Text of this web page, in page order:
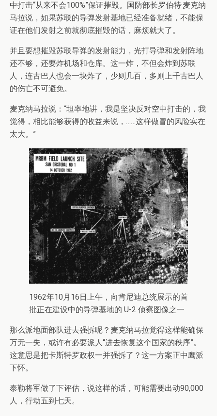
中打击“从来不会100%”保证摧毁。国防部长罗伯特·麦克纳
马拉说，如果苏联的导弹发射基地已经准备就绪，不能保
证在他们发射之前就彻底摧毁的话，麻烦就大了。
并且要想摧毁苏联导弹的发射能力，光打导弹和发射阵地
还不够，还要炸机场和仓库。这一炸，不但会炸到苏联
人，连古巴人也会一块炸了，少则几百，多则上千古巴人
的伤亡不可避免。
麦克纳马拉说：“坦率地讲，我是坚决反对空中打击的，我
觉得，相比能够获得的收益来说，……这样做冒的风险实在
太大。”
1962年10月16日上午，向肯尼迪总统展示的首
批正在建设中的导弹基地的 U-2 侦察图像之一
那么派地面部队进去强拆呢？麦克纳马拉觉得这样能确保
万无一失，或许有必要派人“进去恢复这个国家的秩序”。
这意思是把卡斯特罗政权一并强拆了？这一方案正中鹰派
下怀。
泰勒将军做了下评估，说这样的话，可能需要出动90,000
人，行动五到七天。